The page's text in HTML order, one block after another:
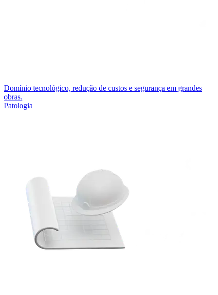
Domínio tecnológico, redução de custos e segurança em grandes
obras.
Patologia